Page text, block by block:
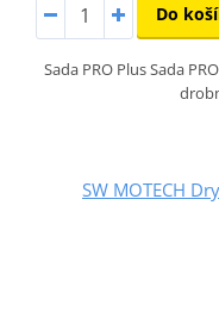
Do
Sada PRO Plus Sada
SW MOTECH